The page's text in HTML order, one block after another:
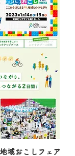
域おこしフェア